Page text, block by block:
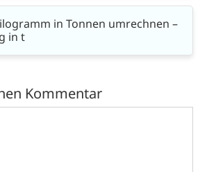
in Tonnen umrechnen –
in t
Kommentar